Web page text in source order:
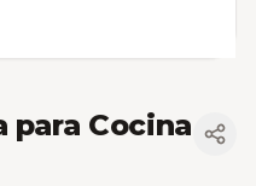
para Cocina